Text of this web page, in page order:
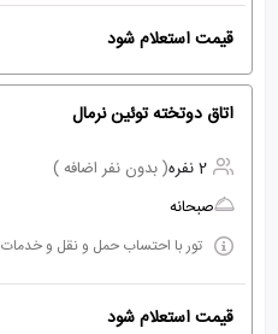
قیمت استعلام شود
اتاق دوتخته توئین نرمال
2 نفره
( بدون نفر اضافه )
صبحانه
تور با احتساب حمل و نقل و خدمات
قیمت استعلام شود